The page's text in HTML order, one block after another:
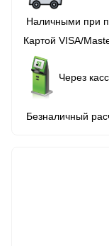
Наличными при
Картой VISA/
Через
Безналичный